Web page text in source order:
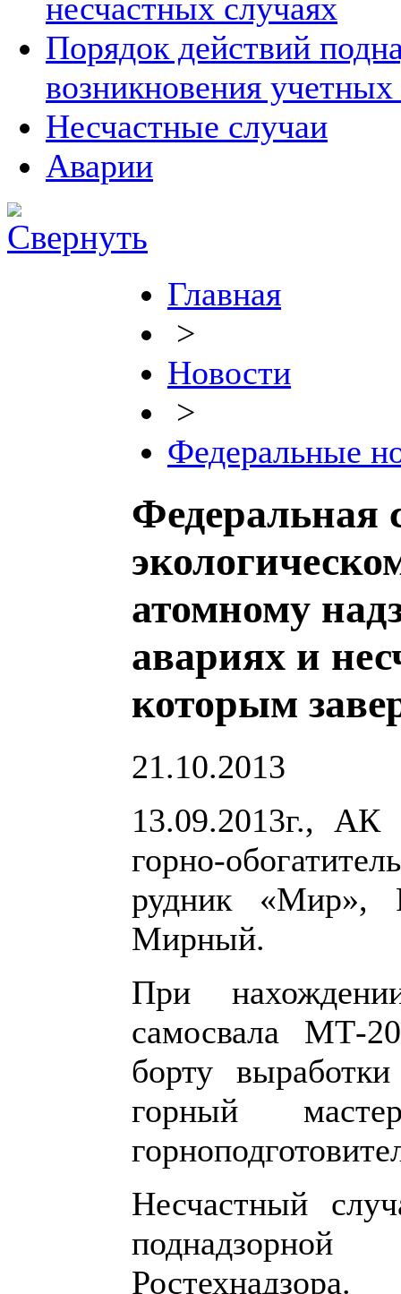
несчастных случаях
Порядок действий
возникновения
Несчастные случаи
Аварии
Главная
>
Новости
>
Федеральные
Федеральная
атомному
авариях и
которым
21.10.2013
13.09.2013г.,
горно-
рудник «Мир»,
Мирный.
При
самосвала МТ-
борту
горный
Несчастный
Ростехнадзора.